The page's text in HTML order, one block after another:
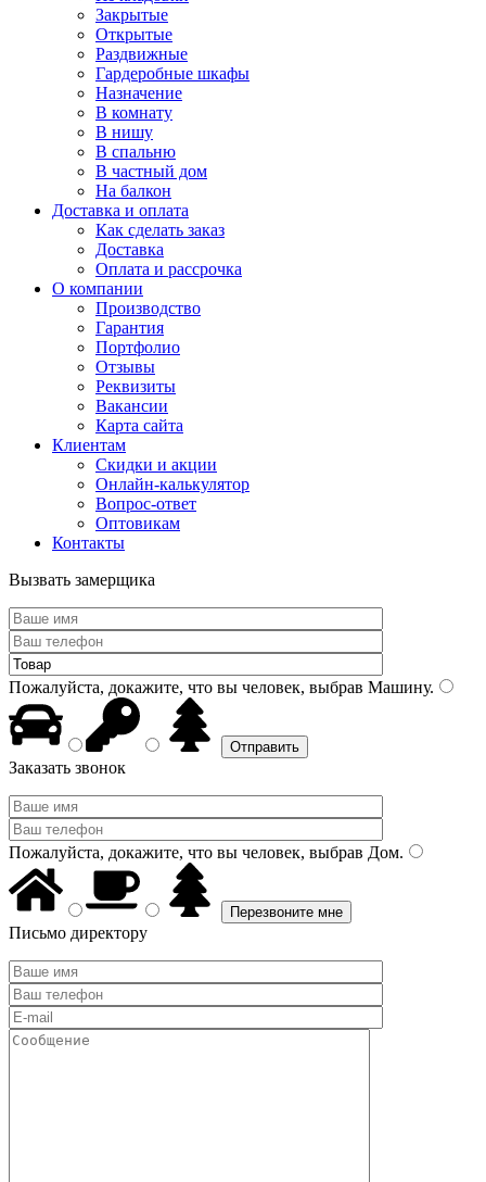
Закрытые
Открытые
Раздвижные
Гардеробные шкафы
Назначение
В комнату
В нишу
В спальню
В частный дом
На балкон
Доставка и оплата
Как сделать заказ
Доставка
Оплата и рассрочка
О компании
Производство
Гарантия
Портфолио
Отзывы
Реквизиты
Вакансии
Карта сайта
Клиентам
Скидки и акции
Онлайн-калькулятор
Вопрос-ответ
Оптовикам
Контакты
Вызвать замерщика
Пожалуйста, докажите, что вы человек, выбрав Машину.
Заказать звонок
Пожалуйста, докажите, что вы человек, выбрав Дом.
Письмо директору